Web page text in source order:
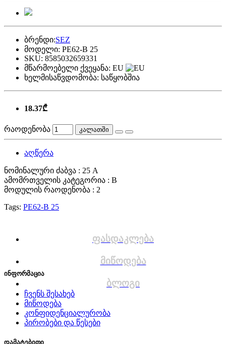
ბრენდი:SEZ
მოდელი: PE62-B 25
SKU: 8585032659331
მწარმოებელი ქვეყანა: EU
ხელმისაწვდომობა: საწყობშია
18.37₾
რაოდენობა კალათში
აღწერა
ნომინალური ძაბვა : 25 A
ამომრთველის კატეგორია : B
მოდულის რაოდენობა : 2
Tags: PE62-B 25
ფასდაკლება
მიწოდება
ბლოგი
ინფორმაცია
ჩვენს შესახებ
მიწოდება
კონფიდენციალურობა
პირობები და წესები
დამატებითი